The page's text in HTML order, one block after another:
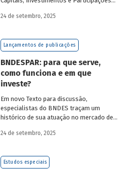
novas empresas investidas pela
Finanças e Gente e Gestão da Santa Clara
Agrociência Industrial, e Eduardo Couto,
importância da atuação de bancos de
desenvolvimento no mercado de capitais,
a nova estratégia do BNDES e os planos
24 de setembro, 2025
Lançamentos de publicações
BNDESPAR: para que serve,
como funciona e em que
investe?
Em novo Texto para discussão,
especialistas do BNDES traçam um
histórico de sua atuação no mercado de
atividade para o desenvolvimento e
investimentos da BNDESPAR.
24 de setembro, 2025
Estudos especiais